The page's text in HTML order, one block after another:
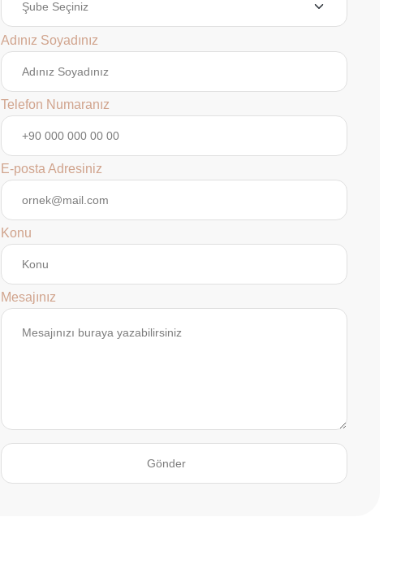
Adınız Soyadınız
Telefon Numaranız
E-posta Adresiniz
Konu
Mesajınız